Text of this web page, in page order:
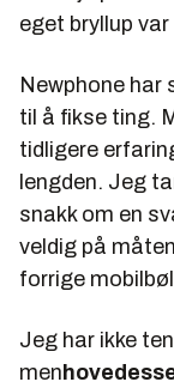
eget bryllup
Newphone har
til å fikse ting.
tidligere
lengden. Jeg
snakk om en
veldig på
forrige
Jeg har ikke
men